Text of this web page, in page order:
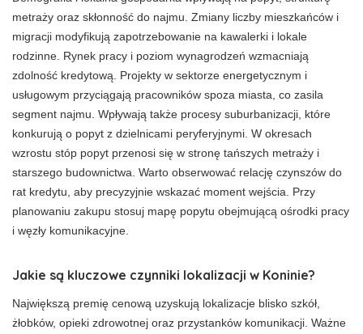
metraży oraz skłonność do najmu. Zmiany liczby mieszkańców i
migracji modyfikują zapotrzebowanie na kawalerki i lokale
rodzinne. Rynek pracy i poziom wynagrodzeń wzmacniają
zdolność kredytową. Projekty w sektorze energetycznym i
usługowym przyciągają pracowników spoza miasta, co zasila
segment najmu. Wpływają także procesy suburbanizacji, które
konkurują o popyt z dzielnicami peryferyjnymi. W okresach
wzrostu stóp popyt przenosi się w stronę tańszych metraży i
starszego budownictwa. Warto obserwować relację czynszów do
rat kredytu, aby precyzyjnie wskazać moment wejścia. Przy
planowaniu zakupu stosuj mapę popytu obejmującą ośrodki pracy
i węzły komunikacyjne.
Jakie są kluczowe czynniki lokalizacji w Koninie?
Największą premię cenową uzyskują lokalizacje blisko szkół,
żłobków, opieki zdrowotnej oraz przystanków komunikacji. Ważne